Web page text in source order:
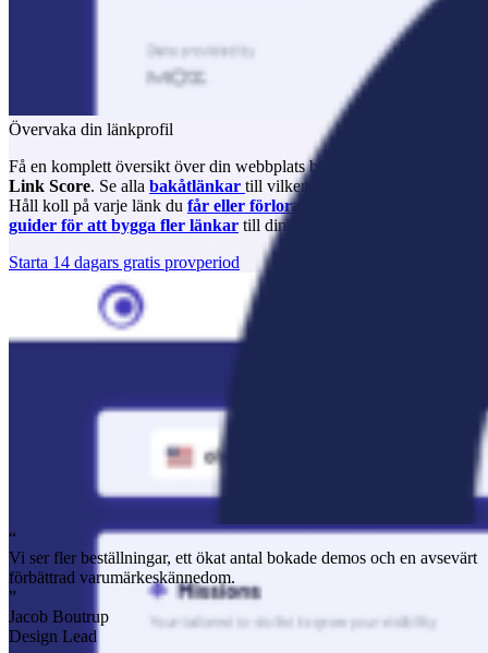
Övervaka din länkprofil
Få en komplett översikt över din webbplats bakåtlänksprofil via vår
Link Score. Se alla bakåtlänkar till vilken webbplats som helst.
Håll koll på varje länk du får eller förlorar
guider för att bygga fler länkar till din webbplats.
Starta 14 dagars gratis provperiod
“
Vi ser fler beställningar, ett ökat antal bokade demos och en avsevärt
förbättrad varumärkeskännedom.
”
Jacob Boutrup
Design Lead